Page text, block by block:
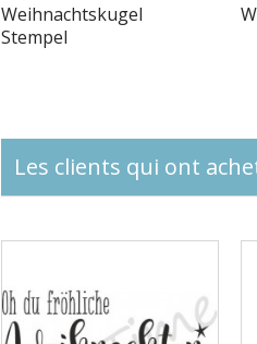
Weihnachtskugel
Stempel
Les clients qui ont